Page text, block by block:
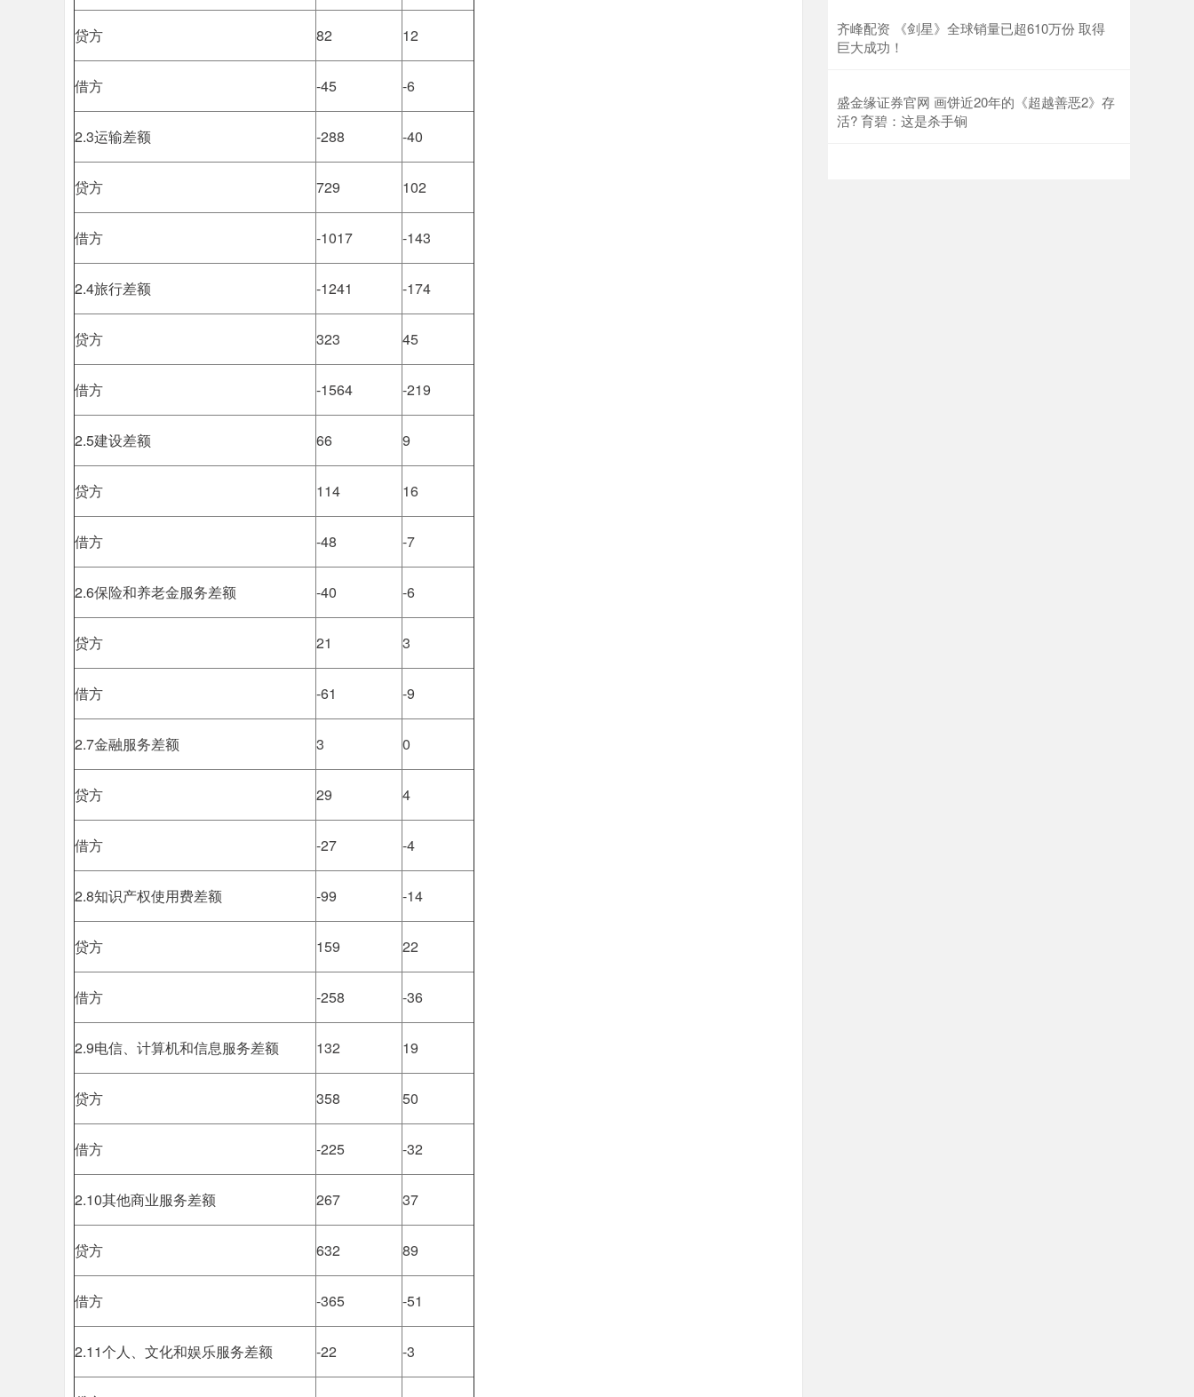
贷方 82 12
借方 -45 -6
2.3运输差额 -288 -40
贷方 729 102
借方 -1017 -143
2.4旅行差额 -1241 -174
贷方 323 45
借方 -1564 -219
2.5建设差额 66 9
贷方 114 16
借方 -48 -7
2.6保险和养老金服务差额 -40 -6
贷方 21 3
借方 -61 -9
2.7金融服务差额 3 0
贷方 29 4
借方 -27 -4
2.8知识产权使用费差额 -99 -14
贷方 159 22
借方 -258 -36
2.9电信、计算机和信息服务差额 132 19
贷方 358 50
借方 -225 -32
2.10其他商业服务差额 267 37
贷方 632 89
借方 -365 -51
2.11个人、文化和娱乐服务差额 -22 -3
齐峰配资 《剑星》全球销量已超610万份 取得
巨大成功！
盛金缘证券官网 画饼近20年的《超越善恶2》存
活? 育碧：这是杀手锏